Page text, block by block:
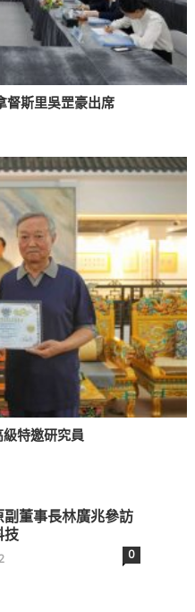
督斯里吳罡豪出席
特邀研究員
副董事長林廣兆參訪
技
0